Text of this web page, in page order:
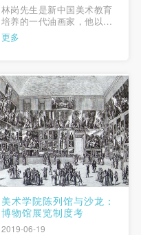
林岗先生是新中国美术教育
培养的一代油画家，他以坚
定的文化理想和艺术信念为
自己创造的动力，新中国成
时代精神。1950年代他留学
苏联，深入研究欧洲油画传
统和俄罗斯苏联现实主义艺
术，成绩斐然。归国之后，
他以《 …
更多
美术学院陈列馆与沙龙：
博物馆展览制度考
2019-06-19